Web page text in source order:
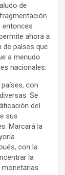
de
entonces
ahora a
de países que
a menudo
nacionales.
con
Se
del
sus
Marcará la
con la
la